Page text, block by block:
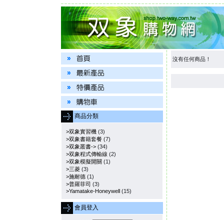
商品分類
>双象實習機(3)
>双象書籍套餐(7)
>双象叢書->(34)
>双象程式傳輸線 (2)
>双象模擬開關(1)
>三菱(3)
>施耐德(1)
>普羅菲司 (3)
>Yamatake-Honeywell(15)
會員登入
沒有任何商品！